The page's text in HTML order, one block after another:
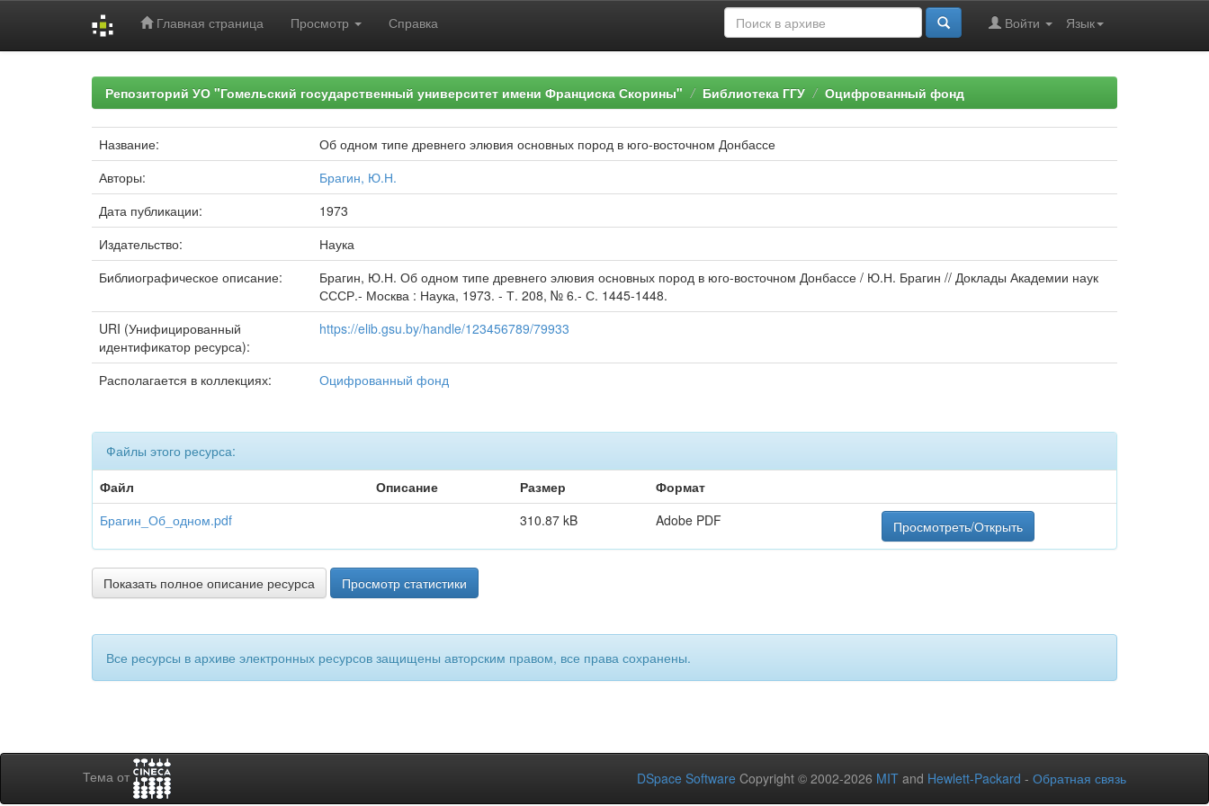
Главная страница Просмотр Справка Язык
Войти
Репозиторий УО "Гомельский государственный университет имени Франциска Скорины" Библиотека ГГУ Оцифрованный фонд
Название:
Об одном типе древнего элювия основных пород в юго-восточном Донбассе
Авторы:
Брагин, Ю.Н.
Дата публикации:
1973
Издательство:
Наука
Библиографическое описание:
Брагин, Ю.Н. Об одном типе древнего элювия основных пород в юго-восточном Донбассе / Ю.Н. Брагин // Доклады Академии наук
СССР.- Москва : Наука, 1973. - Т. 208, № 6.- С. 1445-1448.
URI (Унифицированный
идентификатор ресурса):
https://elib.gsu.by/handle/123456789/79933
Располагается в коллекциях: Оцифрованный фонд
Файлы этого ресурса:
Файл
Описание Размер
Формат
Брагин_Об_одном.pdf
310.87 kB Adobe PDF Просмотреть/Открыть
Показать полное описание ресурса Просмотр статистики
Все ресурсы в архиве электронных ресурсов защищены авторским правом, все права сохранены.
Тема от DSpace Software Copyright © 2002-2026 MIT and Hewlett-Packard - Обратная связь